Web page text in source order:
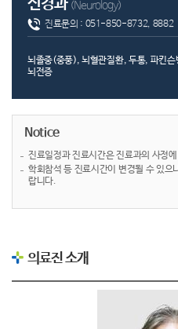
신경과 (Neurology)
진료문의 : 051-850-8732, 8882
뇌졸중(중풍), 뇌혈관질환, 두통, 파킨
뇌전증
Notice
진료일정과 진료시간은 진료과의 사정
학회참석 등 진료시간이 변경될 수 있으
랍니다.
의료진 소개